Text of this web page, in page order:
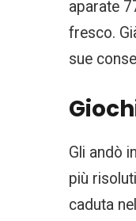
aparate
fresco.
sue
Gli andò
più
caduta